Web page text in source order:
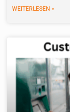
WEITERLESEN »